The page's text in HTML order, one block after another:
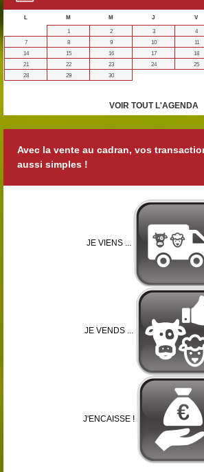
L M M J V
1
2 3 4
7
8 9 10 11
14
15 16 17 18
21
22 23 24 25
28
29 30
VOIR TOUT L'AGENDA
Avec la vente au cadran, vos
aussi simples !
JE VIENS ...
JE VENDS ...
J'ENCAISSE !